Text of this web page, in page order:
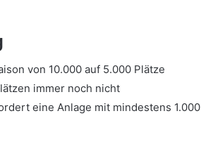
von 10.000 auf 5.000 Plätze
immer noch nicht
eine Anlage mit mindestens 1.000